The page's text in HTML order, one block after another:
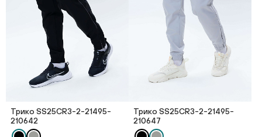
Трико SS25CR3-2-21495-
210642
Трико SS25CR3-2-21495-
210647